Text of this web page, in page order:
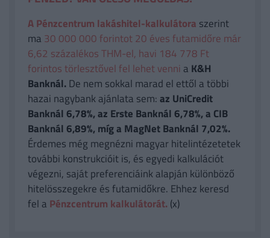
A Pénzcentrum lakáshitel-kalkulátora szerint
ma 30 000 000 forintot 20 éves futamidőre már
6,62 százalékos THM-el, havi 184 778 Ft
forintos törlesztővel fel lehet venni a K&H
Banknál.De nem sokkal marad el ettől a többi
hazai nagybank ajánlata sem:az UniCredit
Banknál 6,78%, az Erste Banknál 6,78%, a CIB
Banknál 6,89%, míg a MagNet Banknál 7,02%.
Érdemes még megnézni magyar hitelintézetetek
további konstrukcióit is, és egyedi kalkulációt
végezni, saját preferenciáink alapján különböző
hitelösszegekre és futamidőkre. Ehhez keresd
fel a Pénzcentrum kalkulátorát. (x)